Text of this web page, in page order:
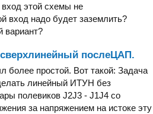
этой схемы не
вход надо будет заземлить?
вариант?
послеЦАП.
простой. Вот такой: Задача
линейный ИТУН без
полевиков J2J3 - J1J4 со
за напряжением на истоке эту